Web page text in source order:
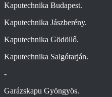
Kaputechnika Budapest.
Kaputechnika Jászberény.
Kaputechnika Gödöllő.
Kaputechnika Salgótarján.
-
Garázskapu Gyöngyös.